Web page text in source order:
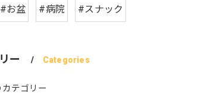
#お盆 #病院 #スナック
ー Categories
テゴリー